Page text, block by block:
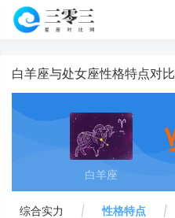
白羊座与处女座性格特点对比
白羊座
综合实力 | 性格特点 |